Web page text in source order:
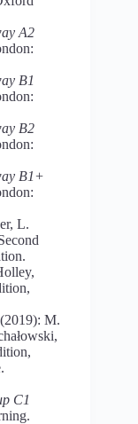
A2
B1
B2
B1+
L.
M.
C1